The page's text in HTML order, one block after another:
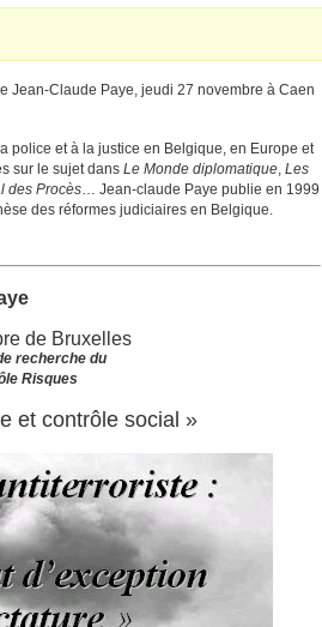
Jean-Claude Paye, jeudi 27 novembre à Caen
police et à la justice en Belgique, en Europe et
sur le sujet dans Le Monde diplomatique, Les
des Procès… Jean-claude Paye publie en 1999
des réformes judiciaires en Belgique.
de Bruxelles
recherche du
Risques
et contrôle social »